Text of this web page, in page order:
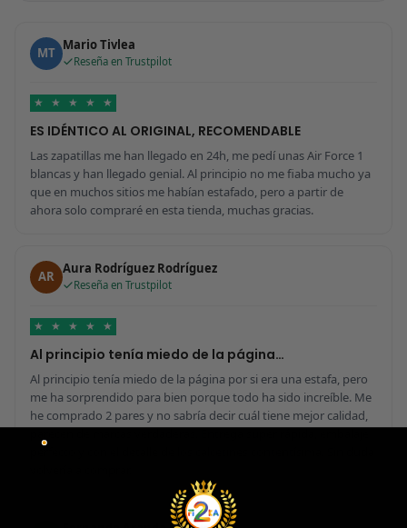
MT Mario Tivlea
Reseña en Trustpilot
★ ★ ★ ★ ★
ES IDÉNTICO AL ORIGINAL, RECOMENDABLE
Las zapatillas me han llegado en 24h, me pedí unas Air Force 1
blancas y han llegado genial. Al principio no me fiaba mucho ya
que en muchos sitios me habían estafado, pero a partir de
ahora solo compraré en esta tienda, muchas gracias.
AR Aura Rodríguez Rodríguez
Reseña en Trustpilot
★ ★ ★ ★ ★
Al principio tenía miedo de la página…
Al principio tenía miedo de la página por si era una estafa, pero
me ha sorprendido para bien porque todo ha sido increíble. Me
he comprado 2 pares y no sabría decir cuál tiene mejor calidad,